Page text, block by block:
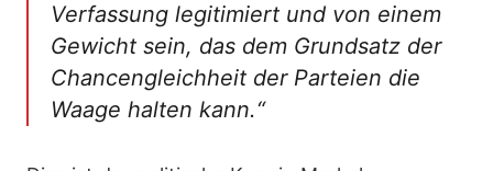
Verfassung legitimiert und von einem
Gewicht sein, das dem Grundsatz der
Chancengleichheit der Parteien die
Waage halten kann.“